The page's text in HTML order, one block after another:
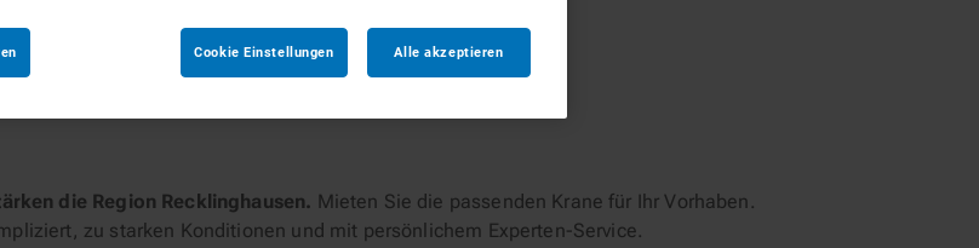
die Region Recklinghausen. Mieten Sie die passenden Krane für Ihr Vorhaben.
zu starken Konditionen und mit persönlichem Experten-Service.
Alle akzeptieren
Cookie Einstellungen